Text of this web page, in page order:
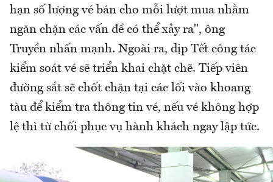
hạn số lượng vé bán cho mỗi lượt mua nhằm
ngăn chặn các vấn đề có thể xảy ra", ông
Truyền nhấn mạnh. Ngoài ra, dịp Tết công tác
kiểm soát vé sẽ triển khai chặt chẽ. Tiếp viên
đường sắt sẽ chốt chặn tại các lối vào khoang
tàu để kiểm tra thông tin vé, nếu vé không hợp
lệ thì từ chối phục vụ hành khách ngay lập tức.